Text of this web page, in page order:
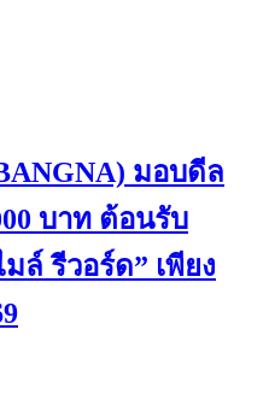
มอบดีล
บาท ต้อนรับ
ล์ รีวอร์ด” เพียง